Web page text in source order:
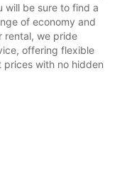
will be sure to find a
of economy and
rental, we pride
offering flexible
with no hidden